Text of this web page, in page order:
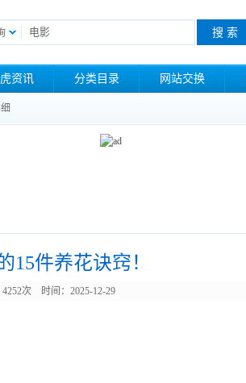
资讯 分类目录 网站交换
15件养花诀窍！
次 时间：2025-12-29